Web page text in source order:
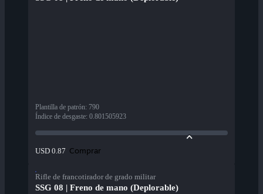
Plantilla de patrón: 790
Índice de desgaste: 0.801505923
USD 0.87 Comprar
Rifle de francotirador de grado militar
SSG 08 | Freno de mano (Deplorable)